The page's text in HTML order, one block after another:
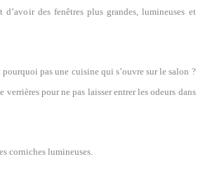
des fenêtres plus grandes, lumineuses et
pas une cuisine qui s’ouvre sur le salon ?
pour ne pas laisser entrer les odeurs dans
corniches lumineuses.